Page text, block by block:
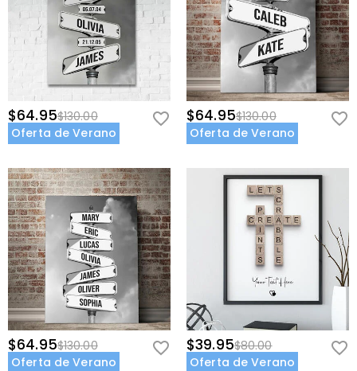
$64.95$130.00
Oferta de Verano
$64.95$130.00
Oferta de Verano
$64.95$130.00
Oferta de Verano
$39.95$80.00
Oferta de Verano